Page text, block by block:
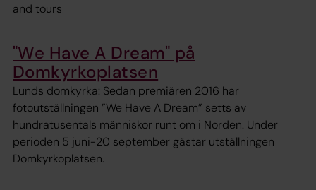
and tours
"We Have A Dream" på
Domkyrkoplatsen
Lunds domkyrka: Sedan premiären 2016 har
fotoutställningen ”We Have A Dream” setts av
hundratusentals människor runt om i Norden. Under
perioden 5 juni-20 september gästar utställningen
Domkyrkoplatsen.